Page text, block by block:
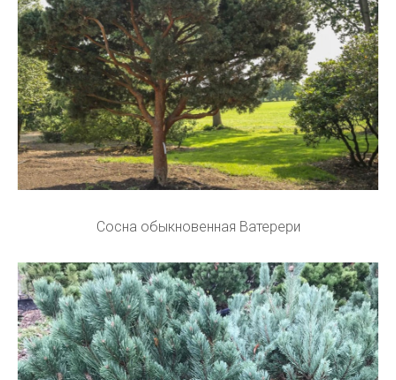
Сосна обыкновенная Ватерери